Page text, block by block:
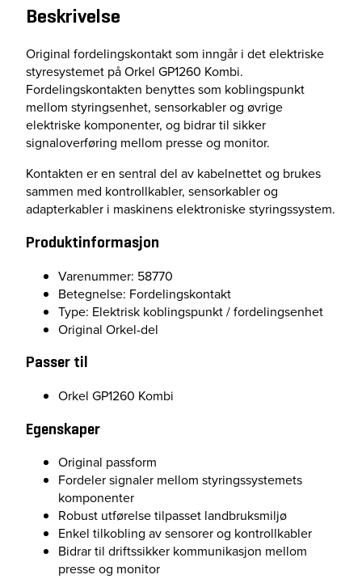
s
k
o
n
t
a
k
t
a
n
t
a
l
Beskrivelse
Original fordelingskontakt som inngår i det elektriske
styresystemet på Orkel GP1260 Kombi.
Fordelingskontakten benyttes som koblingspunkt
mellom styringsenhet, sensorkabler og øvrige
elektriske komponenter, og bidrar til sikker
signaloverføring mellom presse og monitor.
Kontakten er en sentral del av kabelnettet og brukes
sammen med kontrollkabler, sensorkabler og
adapterkabler i maskinens elektroniske styringssystem.
Produktinformasjon
Varenummer: 58770
Betegnelse: Fordelingskontakt
Type: Elektrisk koblingspunkt / fordelingsenhet
Original Orkel-del
Passer til
Orkel GP1260 Kombi
Egenskaper
Original passform
Fordeler signaler mellom styringssystemets
komponenter
Robust utførelse tilpasset landbruksmiljø
Enkel tilkobling av sensorer og kontrollkabler
Bidrar til driftssikker kommunikasjon mellom
presse og monitor